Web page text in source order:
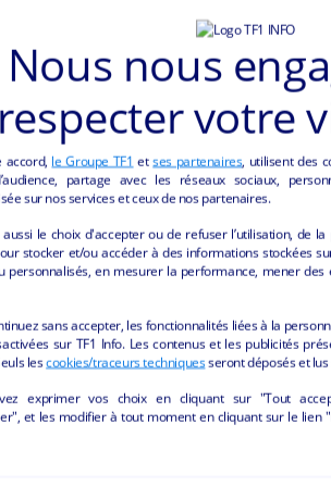
DE DÉTAIL NON
Nous nous
respecter votre
accord, le Groupe TF1 etses partenaires, utilisent des
partage avec les réseaux sociaux,
sur nos services et ceux de nos partenaires.
aussi le choix d'accepter ou de refuser l’utilisation, de
stocker et/ou accéder à des informations stockées
personnalisés, en mesurer la performance, mener des
sans accepter, les fonctionnalités liées à la
sur TF1 Info. Les contenus et les publicités
lescookies/traceurs techniquesseront déposés et
exprimer vos choix en cliquant sur "Tout
et les modifier à tout moment en cliquant sur le lien